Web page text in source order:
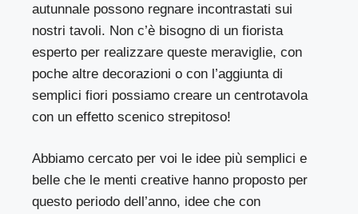
autunnale possono regnare incontrastati sui
nostri tavoli. Non c’è bisogno di un fiorista
esperto per realizzare queste meraviglie, con
poche altre decorazioni o con l’aggiunta di
semplici fiori possiamo creare un centrotavola
con un effetto scenico strepitoso!
Abbiamo cercato per voi le idee più semplici e
belle che le menti creative hanno proposto per
questo periodo dell’anno, idee che con